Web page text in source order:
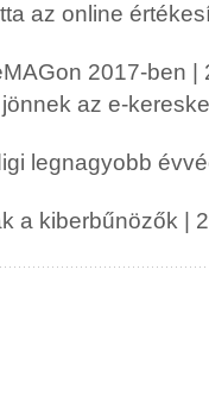
az online
2017-ben |
az e-
legnagyobb
a kiberbűnözők |